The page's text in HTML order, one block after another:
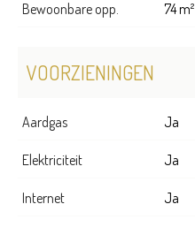
Bewoonbare opp. 74 m²
VOORZIENINGEN
Aardgas Ja
Elektriciteit Ja
Internet Ja